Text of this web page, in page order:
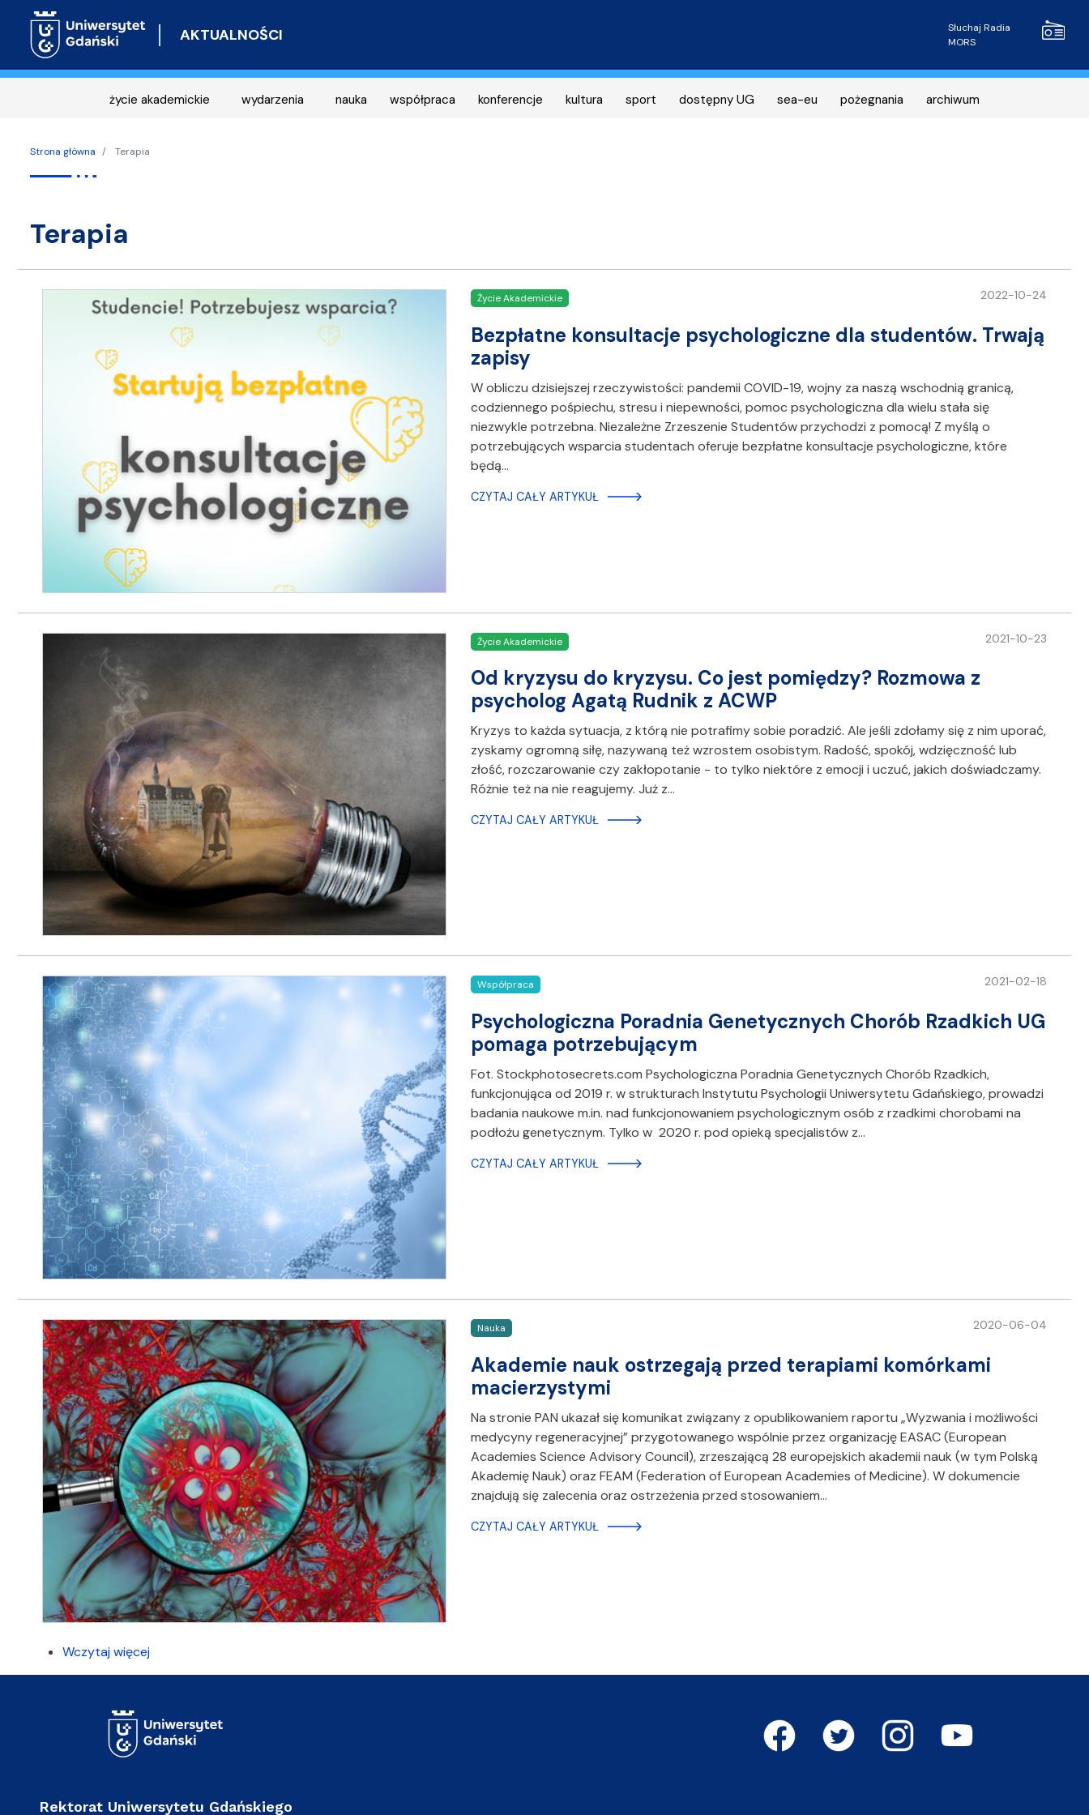
AKTUALNOŚCI Radio
Słuchaj Radia
MORS
życie akademickie wydarzenia nauka współpraca konferencje kultura sport dostępny UG sea-eu pożegnania archiwum
Strona główna Terapia
terapia
Życie Akademickie 2022-10-24
Bezpłatne konsultacje psychologiczne dla studentów. Trwają
zapisy
W obliczu dzisiejszej rzeczywistości: pandemii COVID-19, wojny za naszą wschodnią granicą,
codziennego pośpiechu, stresu i niepewności, pomoc psychologiczna dla wielu stała się
niezwykle potrzebna. Niezależne Zrzeszenie Studentów przychodzi z pomocą! Z myślą o
potrzebujących wsparcia studentach oferuje bezpłatne konsultacje psychologiczne, które
będą…
CZYTAJ CAŁY ARTYKUŁ
Życie Akademickie 2021-10-23
Od kryzysu do kryzysu. Co jest pomiędzy? Rozmowa z
psycholog Agatą Rudnik z ACWP
Kryzys to każda sytuacja, z którą nie potrafimy sobie poradzić. Ale jeśli zdołamy się z nim uporać,
zyskamy ogromną siłę, nazywaną też wzrostem osobistym. Radość, spokój, wdzięczność lub
złość, rozczarowanie czy zakłopotanie - to tylko niektóre z emocji i uczuć, jakich doświadczamy.
Różnie też na nie reagujemy. Już z…
CZYTAJ CAŁY ARTYKUŁ
Współpraca 2021-02-18
Psychologiczna Poradnia Genetycznych Chorób Rzadkich UG
pomaga potrzebującym
Fot. Stockphotosecrets.com Psychologiczna Poradnia Genetycznych Chorób Rzadkich,
funkcjonująca od 2019 r. w strukturach Instytutu Psychologii Uniwersytetu Gdańskiego, prowadzi
badania naukowe m.in. nad funkcjonowaniem psychologicznym osób z rzadkimi chorobami na
podłożu genetycznym. Tylko w 2020 r. pod opieką specjalistów z…
CZYTAJ CAŁY ARTYKUŁ
Nauka 2020-06-04
Akademie nauk ostrzegają przed terapiami komórkami
macierzystymi
Na stronie PAN ukazał się komunikat związany z opublikowaniem raportu „Wyzwania i możliwości
medycyny regeneracyjnej” przygotowanego wspólnie przez organizację EASAC (European
Academies Science Advisory Council), zrzeszającą 28 europejskich akademii nauk (w tym Polską
Akademię Nauk) oraz FEAM (Federation of European Academies of Medicine). W dokumencie
znajdują się zalecenia oraz ostrzeżenia przed stosowaniem…
CZYTAJ CAŁY ARTYKUŁ
Wczytaj więcej
Rektorat Uniwersytetu Gdańskiego